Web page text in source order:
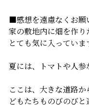
■感想を遠慮なくお願
家の敷地内に畑を作
とても気に入っていま
夏には、トマトや人参
ここは、大きな道路
どもたちものびのびと